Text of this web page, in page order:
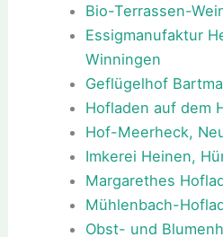
Bio-Terrassen-
Essigmanufaktur
Winningen
Geflügelhof
Hofladen auf dem
Hof-Meerheck,
Imkerei Heinen,
Margarethes
Mühlenbach-
Obst- und